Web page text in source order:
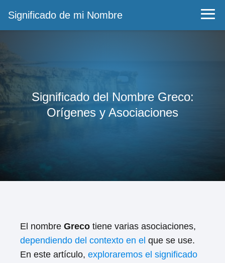
Significado de mi Nombre
Significado del Nombre Greco:
Orígenes y Asociaciones
El nombre Greco tiene varias asociaciones,
dependiendo del contexto en el que se use.
En este artículo, exploraremos el significado